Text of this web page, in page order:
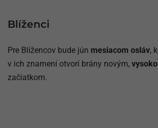
Blíženci
Pre Blížencov bude jún mesiacom osláv,
v ich znamení otvorí brány novým, vysoko
začiatkom.